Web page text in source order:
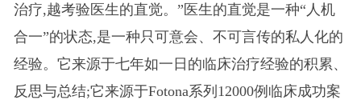
治疗,越考验医生的直觉。”医生的直觉是一种“人机
合一”的状态,是一种只可意会、不可言传的私人化的
经验。它来源于七年如一日的临床治疗经验的积累、
反思与总结;它来源于Fotona系列12000例临床成功案